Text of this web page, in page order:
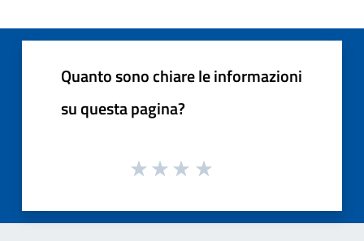
Quanto sono chiare le informazioni
su questa pagina?